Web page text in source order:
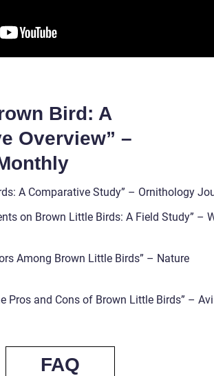
Bird: A
Overview” –
A Comparative Study” – Ornithology
on Brown Little Birds: A Field Study” –
Among Brown Little Birds” – Nature
Pros and Cons of Brown Little Birds” –
FAQ